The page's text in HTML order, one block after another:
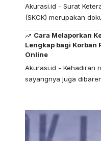
Akurasi.id - Surat
(SKCK) merupakan
Cara Melaporkan
Lengkap bagi Korban
Online
Akurasi.id - Kehadiran
sayangnya juga